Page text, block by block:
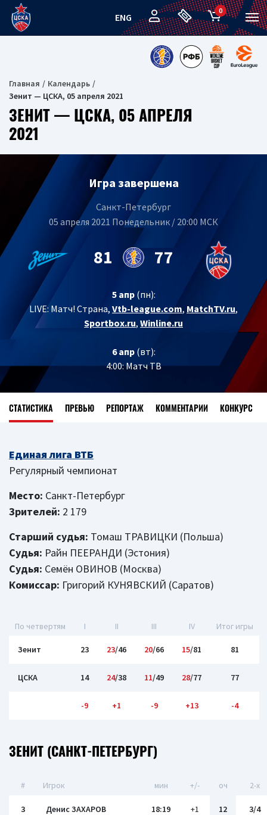
ENG
0
Главная
Календарь
Зенит — ЦСКА, 05 апреля 2021
ЗЕНИТ — ЦСКА, 05 АПРЕЛЯ
2021
Игра завершена
Санкт-Петербург
05 апреля 2021 Понедельник / 20:00 МСК
81 77
5 апр(пн):
LIVE: Матч! Страна, Vtb-league.com, MatchTV.ru,
Sportbox.ru, Winline.ru
6 апр(вт):
4:00: Матч ТВ
СТАТИСТИКА ПРЕВЬЮ РЕПОРТАЖ КОММЕНТАРИИ КОНКУРС
Единая лига ВТБ
Регулярный чемпионат
Место: Санкт-Петербург
Зрителей: 2 179
Старший судья: Томаш ТРАВИЦКИ (Польша)
Судья: Райн ПЕЕРАНДИ (Эстония)
Судья: Семён ОВИНОВ (Москва)
Комиссар: Григорий КУНЯВСКИЙ (Саратов)
По четвертям I II III IV Итог игры
Зенит 23 23/46 20/66 15/81 81
ЦСКА 14 24/38 11/49 28/77 77
-9 +1 -9 +13 -4
ЗЕНИТ (САНКТ-ПЕТЕРБУРГ)
# Игрок мин +/- оч 2-x
3 Денис ЗАХАРОВ 18:19 +1 12 3/4